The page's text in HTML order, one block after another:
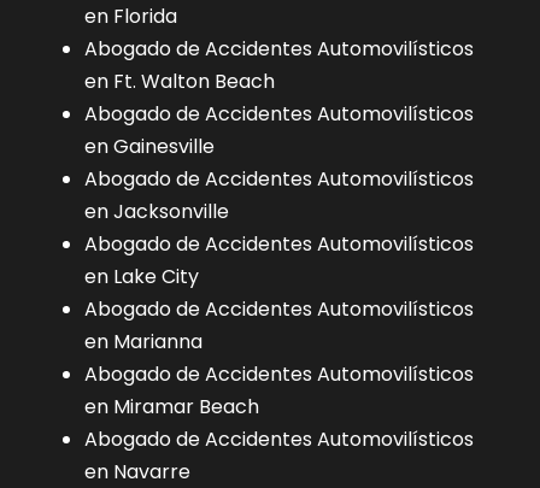
en Florida
Abogado de Accidentes Automovilísticos
en Ft. Walton Beach
Abogado de Accidentes Automovilísticos
en Gainesville
Abogado de Accidentes Automovilísticos
en Jacksonville
Abogado de Accidentes Automovilísticos
en Lake City
Abogado de Accidentes Automovilísticos
en Marianna
Abogado de Accidentes Automovilísticos
en Miramar Beach
Abogado de Accidentes Automovilísticos
en Navarre